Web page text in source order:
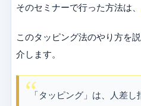
そのセミナーで行った方法は、
このタッピング法のやり方を
介します。
「タッピング」は、人差